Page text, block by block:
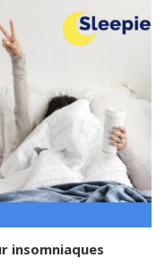
insomniaques